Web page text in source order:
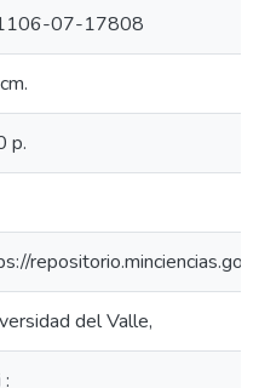
07-17808
p.
del Valle,
: